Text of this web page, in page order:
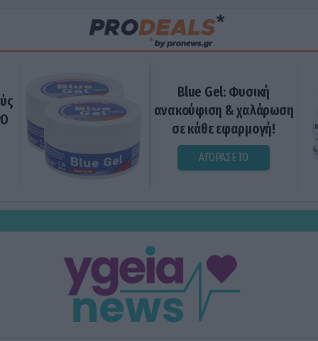
Blue Gel: Φυσική
ανακούφιση & χαλάρωση
σε κάθε εφαρμογή!
ΑΓΟΡΑΣΕ ΤΟ